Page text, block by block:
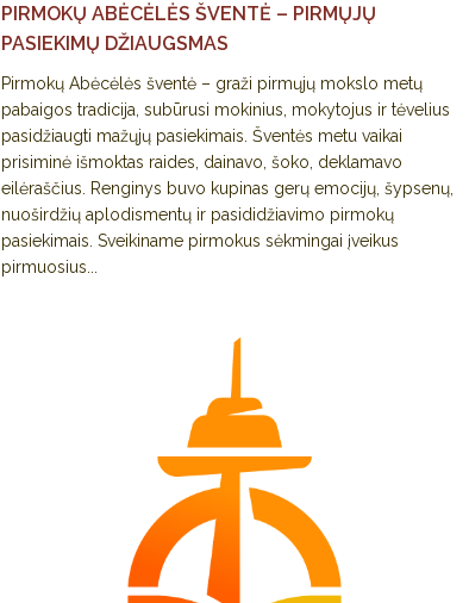
PIRMOKŲ ABĖCĖLĖS ŠVENTĖ – PIRMŲJŲ
PASIEKIMŲ DŽIAUGSMAS
Pirmokų Abėcėlės šventė – graži pirmųjų mokslo metų
pabaigos tradicija, subūrusi mokinius, mokytojus ir tėvelius
pasidžiaugti mažųjų pasiekimais. Šventės metu vaikai
prisiminė išmoktas raides, dainavo, šoko, deklamavo
eilėraščius. Renginys buvo kupinas gerų emocijų, šypsenų,
nuoširdžių aplodismentų ir pasididžiavimo pirmokų
pasiekimais. Sveikiname pirmokus sėkmingai įveikus
pirmuosius...